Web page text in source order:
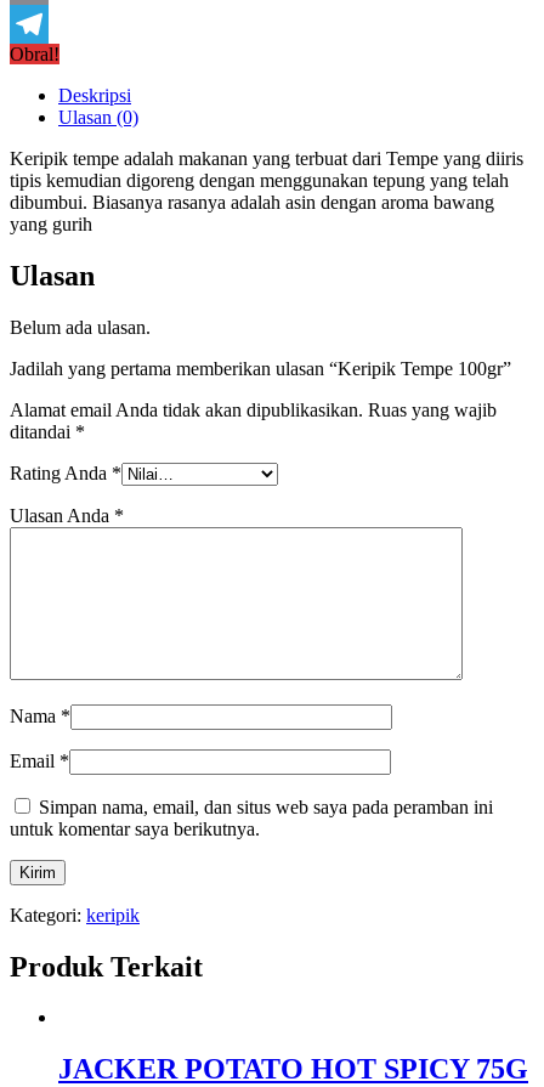
Copy
Link
Telegram
Obral!
Deskripsi
Ulasan (0)
Keripik tempe adalah makanan yang terbuat dari Tempe yang diiris
tipis kemudian digoreng dengan menggunakan tepung yang telah
dibumbui. Biasanya rasanya adalah asin dengan aroma bawang
yang gurih
Ulasan
Belum ada ulasan.
Jadilah yang pertama memberikan ulasan “Keripik Tempe 100gr”
Alamat email Anda tidak akan dipublikasikan. Ruas yang wajib
ditandai *
Rating Anda *
Ulasan Anda *
Nama *
Email *
Simpan nama, email, dan situs web saya pada peramban ini
untuk komentar saya berikutnya.
Kategori: keripik
Produk Terkait
JACKER POTATO HOT SPICY 75G